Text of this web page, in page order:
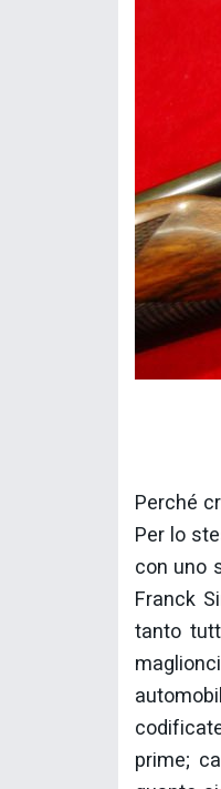
Perché
Per lo
con uno
Franck
tanto
prime;